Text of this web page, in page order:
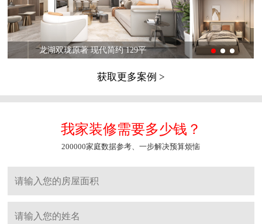
龙湖双珑原著 现代简约 129平
获取更多案例 >
我家装修需要多少钱？
200000家庭数据参考、一步解决预算烦恼